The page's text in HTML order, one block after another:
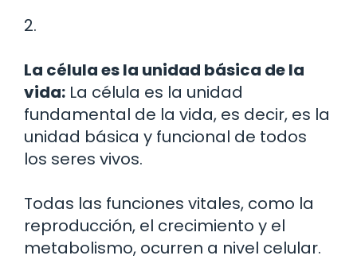
2.
La célula es la unidad básica de la
vida: La célula es la unidad
fundamental de la vida, es decir, es la
unidad básica y funcional de todos
los seres vivos.
Todas las funciones vitales, como la
reproducción, el crecimiento y el
metabolismo, ocurren a nivel celular.